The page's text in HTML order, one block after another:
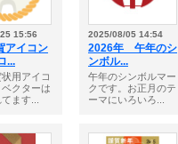
15:56
アイコン
...
用アイコ
クターは
ます...
2025/08/05 14:54
2026年 午年のシ
ンボル...
午年のシンボルマー
クです。お正月のテ
ーマにいろいろ...